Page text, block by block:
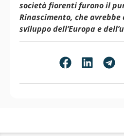
società fiorenti furono il
Rinascimento, che
sviluppo dell’Europa e